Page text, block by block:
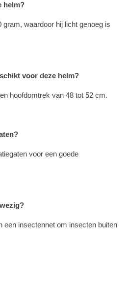
helm?
waardoor hij licht genoeg is
voor deze helm?
hoofdomtrek van 48 tot 52 cm.
voor een goede
een insectennet om insecten buiten